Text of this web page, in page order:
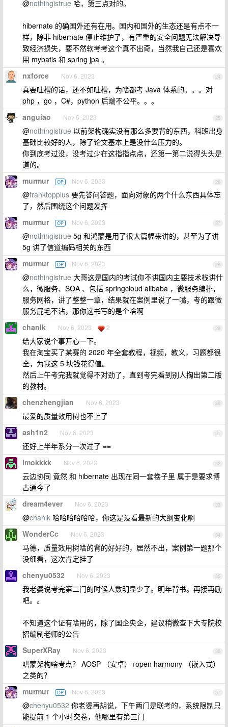
@nothingistrue 哈，第三点对的。
hibernate 的确国外还有在用。国内和国外的生态还是有点不一
样，除非 hibernate 停止维护了，有严重的安全问题无法解决导
致经济损失，要不然软考考这个真不出奇，当然我自己还是喜欢
用 mybatis 和 spring jpa 。
24
nxforce Nov 6, 2023
真要吐槽的话，还不如吐槽，为啥都考 Java 体系的。。。对
php ，go ，C#，python 后端不公平。。。
25
anguiao Nov 6, 2023
@nothingistrue 以前架构确实没有那么多要背的东西，科班出身
基础比较好的人，除了论文基本上是没什么压力的。
你到底考过没，没考过少在这指指点点，还第一第二说得头头是
道的。
26
murmur OP Nov 6, 2023
@franktopplus 要先答问答题，面向对象的两个什么东西具体忘
了，然后围绕这个问题发挥
27
murmur OP Nov 6, 2023
@nothingistrue 5g 和鸿蒙是用了很大篇幅来讲的，甚至为了讲
5g 讲了信道编码相关的东西
28
murmur OP Nov 6, 2023
@nothingistrue 大哥这是国内的考试你不讲国内主要技术栈讲什
么，微服务、SOA 、包括 springcloud alibaba ，微服务编排，
服务网格，讲了整整一章，结果就在案例里说了一嘴，考的跟微
服务屁毛不沾，那你这书写的是个啥啊
29
chanlk Nov 6, 2023 2
给大家说个事开心一下。
我在淘宝买了某赛的 2020 年全套教程，视频，教义，习题都很
全，为我这 5 块钱花得值。
然后上午考完我就觉得不对劲了，直到考完看到别人掏出第二版
的教材。
30
chenzhengjian Nov 6, 2023
最爱的质量效用树也不上了
31
ash1n2 Nov 6, 2023
还好上半年系分一次过了 ==
32
imokkkk Nov 6, 2023
云边协同 竟然 和 hibernate 出现在同一套卷子里 属于是要求博
古通今了
33
dream4ever Nov 6, 2023
@chanlk 哈哈哈哈哈哈，你这是没看最新的大纲变化啊
34
WonderCc Nov 6, 2023
马德，质量效用树啥的背的好好的，居然不出，案例第一题那个
没细看，这次肯定挂了
35
chenyu0532 Nov 6, 2023
我老婆说考完第二门的时候人数明显少了。明年背书。再接再励
吧。。
不知道这个证有啥用的，除了国企央企，建议稍微查下大专院校
招编制老师的公告
36
SuperXRay Nov 6, 2023
哄蒙架构啥考点？ AOSP （安卓）+open harmony （嵌入式）
之类的？
37
murmur OP Nov 6, 2023
@chenyu0532 你老婆再胡说，下午两门是联考的，系统限制只
能提前 1 个小时交卷，他哪里有第三门